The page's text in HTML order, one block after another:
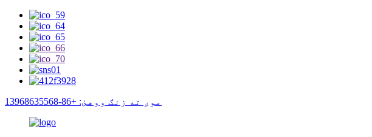
موږ ته زنګ ووهئ: +86-13968635568